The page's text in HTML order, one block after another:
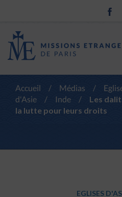
Accueil / Médias /
d'Asie
/ Inde /
Les
la lutte pour leurs droits
EGLISES